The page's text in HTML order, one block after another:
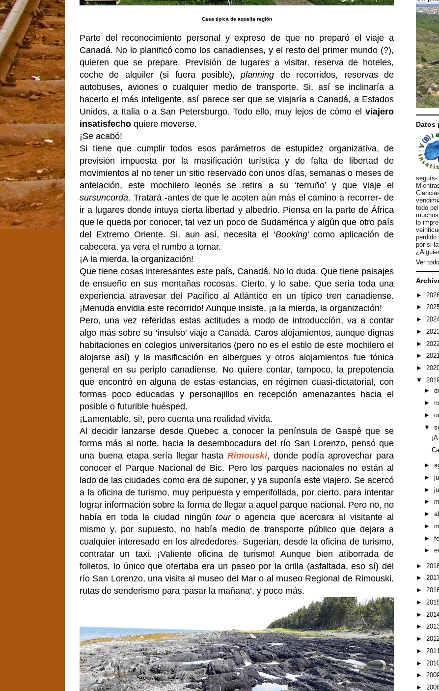
Casa típica de aquella región
Parte del reconocimiento personal y expreso de que no preparó el viaje a
Canadá. No lo planificó como los canadienses, y el resto del primer mundo (?),
quieren que se prepare. Previsión de lugares a visitar, reserva de hoteles,
coche de alquiler (si fuera posible),planning de recorridos, reservas de
autobuses, aviones o cualquier medio de transporte. Si, así se inclinaría a
hacerlo el más inteligente, así parece ser que se viajaría a Canadá, a Estados
Unidos, a Italia o a San Petersburgo. Todo ello, muy lejos de cómo el viajero
insatisfecho quiere moverse.
¡Se acabó!
Si tiene que cumplir todos esos parámetros de estupidez organizativa, de
previsión impuesta por la masificación turística y de falta de libertad de
movimientos al no tener un sitio reservado con unos días, semanas o meses de
antelación, este mochilero leonés se retira a su ‘terruño’ y que viaje el
sursuncorda. Tratará -antes de que le acoten aún más el camino a recorrer- de
ir a lugares donde intuya cierta libertad y albedrío. Piensa en la parte de África
que le queda por conocer, tal vez un poco de Sudamérica y algún que otro país
del Extremo Oriente. Si, aun así, necesita el ‘Booking’ como aplicación de
cabecera, ya vera el rumbo a tomar.
¡A la mierda, la organización!
Que tiene cosas interesantes este país, Canadá. No lo duda. Que tiene paisajes
de ensueño en sus montañas rocosas. Cierto, y lo sabe. Que sería toda una
experiencia atravesar del Pacífico al Atlántico en un típico tren canadiense.
¡Menuda envidia este recorrido! Aunque insiste, ¡a la mierda, la organización!
Pero, una vez referidas estas actitudes a modo de introducción, va a contar
algo más sobre su ‘insulso’ viaje a Canadá. Caros alojamientos, aunque dignas
habitaciones en colegios universitarios (pero no es el estilo de este mochilero el
alojarse así) y la masificación en albergues y otros alojamientos fue tónica
general en su periplo canadiense. No quiere contar, tampoco, la prepotencia
que encontró en alguna de estas estancias, en régimen cuasi-dictatorial, con
formas poco educadas y personajillos en recepción amenazantes hacia el
posible o futurible huésped.
¡Lamentable, si!, pero cuenta una realidad vivida.
Al decidir lanzarse desde Quebec a conocer la península de Gaspé que se
forma más al norte, hacia la desembocadura del río San Lorenzo, pensó que
una buena etapa sería llegar hasta Rimouski, donde podía aprovechar para
conocer el Parque Nacional de Bic. Pero los parques nacionales no están al
lado de las ciudades como era de suponer, y ya suponía este viajero. Se acercó
a la oficina de turismo, muy peripuesta y emperifollada, por cierto, para intentar
lograr información sobre la forma de llegar a aquel parque nacional. Pero no, no
había en toda la ciudad ningún touro agencia que acercara al visitante al
mismo y, por supuesto, no había medio de transporte público que dejara a
cualquier interesado en los alrededores. Sugerían, desde la oficina de turismo,
contratar un taxi. ¡Valiente oficina de turismo! Aunque bien atiborrada de
folletos, lo único que ofertaba era un paseo por la orilla (asfaltada, eso sí) del
río San Lorenzo, una visita al museo del Mar o al museo Regional de Rimouski,
rutas de senderismo para ‘pasar la mañana’, y poco más.
Datos
seguís-
todo
lo
perdido
por si
Ver
►
►
►
►
►
►
►
▼
►
►
►
▼
►
►
►
►
►
►
►
►
►
►
►
►
►
►
►
► 2011
►
►
►